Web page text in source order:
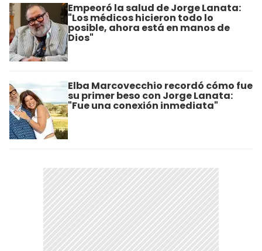
Empeoró la salud de Jorge Lanata:
"Los médicos hicieron todo lo
posible, ahora está en manos de
Dios"
Elba Marcovecchio recordó cómo fue
su primer beso con Jorge Lanata:
"Fue una conexión inmediata"